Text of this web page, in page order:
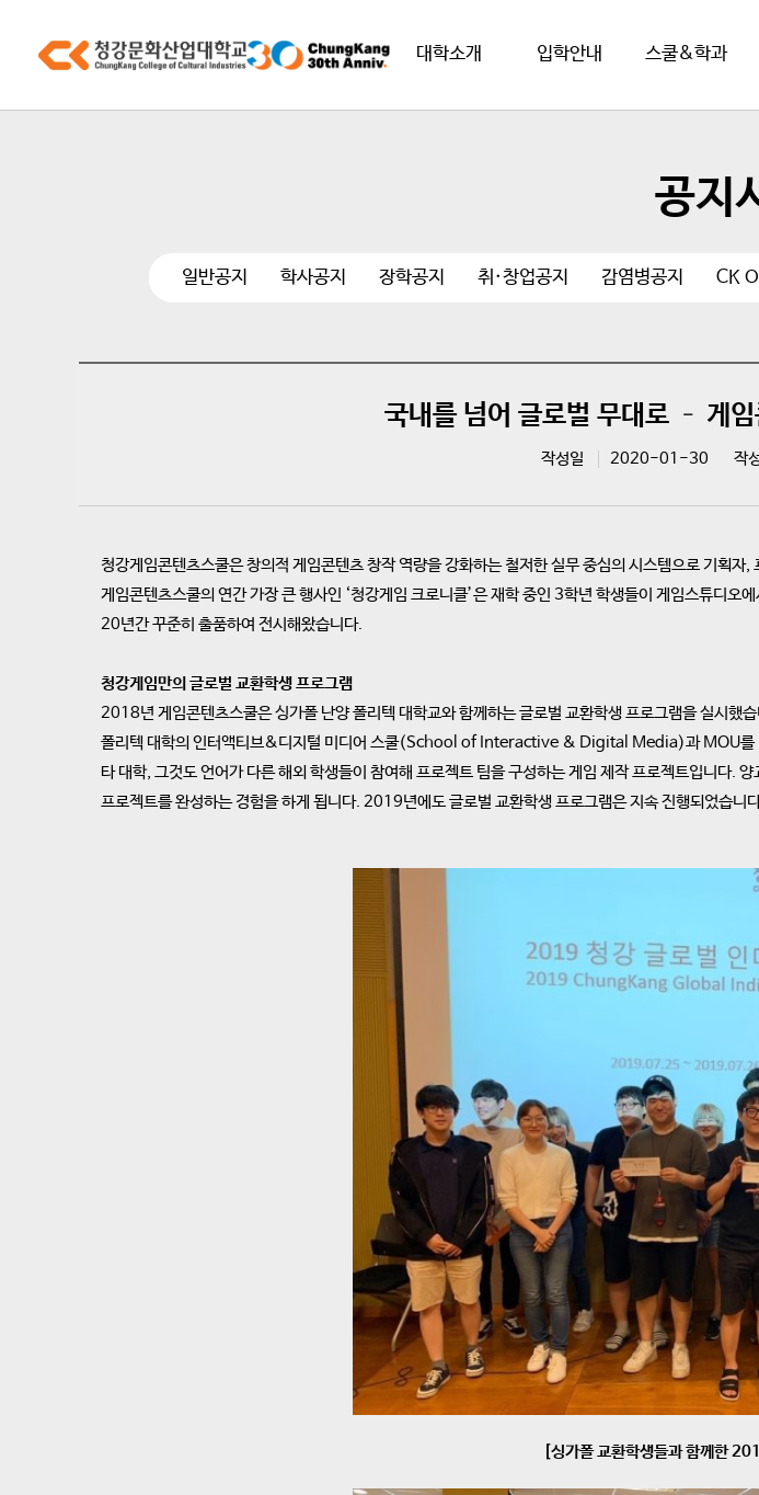
대학소개 입학안내 스쿨&학과
공지
일반공지 학사공지 장학공지 취·창업공지 감염병공지 CK
국내를 넘어 글로벌 무대로 – 게
작성일 2020-01-30 작
청강게임콘텐츠스쿨은 창의적 게임콘텐츠 창작 역량을 강화하는 철저한 실무 중심의 시스템으로 기획
게임콘텐츠스쿨의 연간 가장 큰 행사인 ‘청강게임 크로니클’은 재학 중인 3학년 학생들이 게임스튜디오
20년간 꾸준히 출품하여 전시해왔습니다.
청강게임만의 글로벌 교환학생 프로그램
2018년 게임콘텐츠스쿨은 싱가폴 난양 폴리텍 대학교와 함께하는 글로벌 교환학생 프로그램을 실시했
폴리텍 대학의 인터액티브&디지털 미디어 스쿨(School of Interactive & Digital Media)과 MOU를
타 대학, 그것도 언어가 다른 해외 학생들이 참여해 프로젝트 팀을 구성하는 게임 제작 프로젝트입니다.
프로젝트를 완성하는 경험을 하게 됩니다. 2019년에도 글로벌 교환학생 프로그램은 지속 진행되었습니
[싱가폴 교환학생들과 함께한